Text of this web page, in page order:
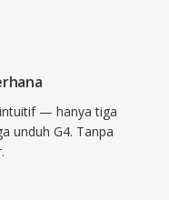
— hanya tiga
unduh G4. Tanpa